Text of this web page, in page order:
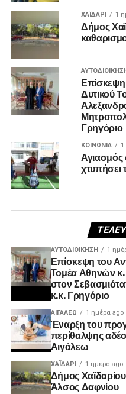
ΧΑΪΔΑΡΙ 1
Δήμος
Επίσκεψη
Δυτικού
Γρηγόριο
ΚΟΙΝΩΝΊΑ
Αγιασμός
χτυπήσει
ΑΥΤΟΔΙΟΊΚΗΣΗ 1
Επίσκεψη του
Τομέα Αθηνών
στον
κ.κ. Γρηγόριο
ΑΙΓΑΛΕΩ 1 ημέρα ago
Έναρξη του
περίθαλψης
Αιγάλεω
ΧΑΪΔΑΡΙ 1 ημέρα ago
Δήμος
Άλσος Δαφνίου